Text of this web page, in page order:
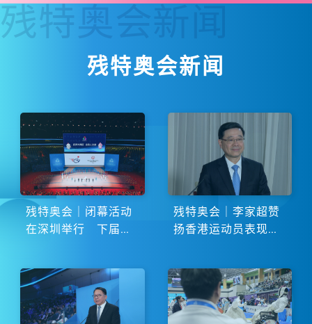
残特奥会新闻
残特奥会
残特奥会｜闭幕活动
在深圳举行 下届由
残特奥会｜李家超赞
扬香港运动员表现卓